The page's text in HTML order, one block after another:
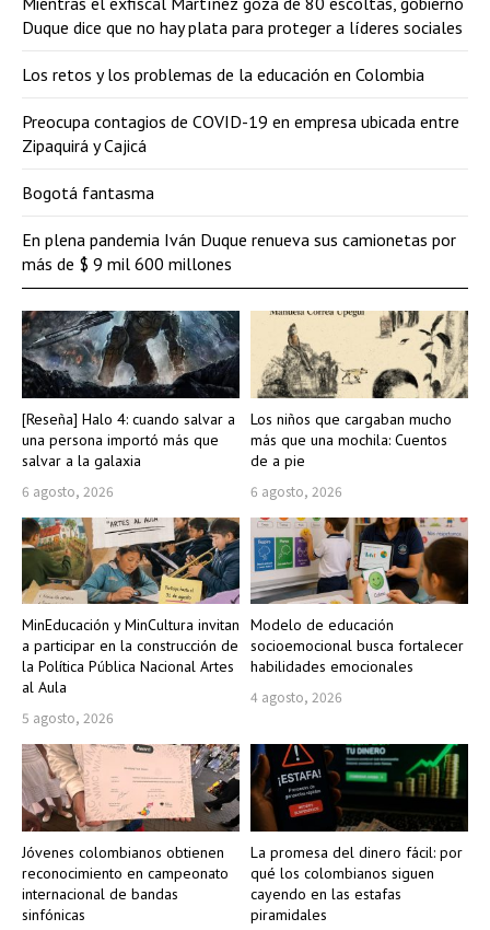
[Reseña] Halo 4: cuando salvar a
una persona importó más que
salvar a la galaxia
6 agosto, 2026
Los niños que cargaban mucho
más que una mochila: Cuentos
de a pie
6 agosto, 2026
MinEducación y MinCultura invitan
a participar en la construcción de
la Política Pública Nacional Artes
al Aula
5 agosto, 2026
Modelo de educación
socioemocional busca fortalecer
habilidades emocionales
4 agosto, 2026
Jóvenes colombianos obtienen
reconocimiento en campeonato
internacional de bandas
sinfónicas
La promesa del dinero fácil: por
qué los colombianos siguen
cayendo en las estafas
piramidales
Duque dice que no hay plata para proteger a líderes sociales
Los retos y los problemas de la educación en Colombia
Preocupa contagios de COVID-19 en empresa ubicada entre
Zipaquirá y Cajicá
Bogotá fantasma
En plena pandemia Iván Duque renueva sus camionetas por
más de $ 9 mil 600 millones